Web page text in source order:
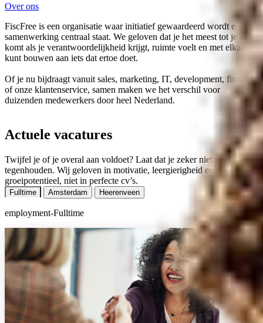
Over ons
FiscFree is een organisatie waar initiatief gewaardeerd wordt en
samenwerking centraal staat. We geloven dat je het meest tot je recht
komt als je verantwoordelijkheid krijgt, ruimte voelt en met elkaar
kunt bouwen aan iets dat ertoe doet.
Of je nu bijdraagt vanuit sales, marketing, IT, development, finance
of onze klantenservice, samen maken we het verschil voor
duizenden medewerkers door heel Nederland.
Actuele vacatures
Twijfel je of je overal aan voldoet? Laat dat je zeker niet
tegenhouden. Wij geloven in motivatie, leergierigheid en
groeipotentieel, niet in perfecte cv’s.
Fulltime Amsterdam Heerenveen
employment-Fulltime